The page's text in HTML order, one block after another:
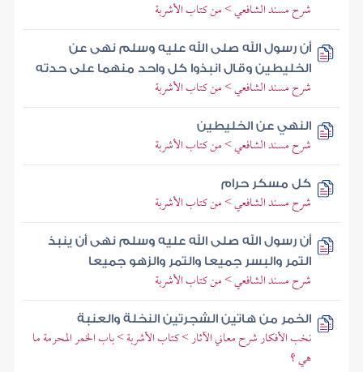
شرح مسند الشافعي > من كتاب الأشربة
أن رسول الله صلى الله عليه وسلم نهى عن
الخليطين وقال انبذوا كل واحد منهما على حدته
شرح مسند الشافعي > من كتاب الأشربة
النهي عن الخليطين
شرح مسند الشافعي > من كتاب الأشربة
كل مسكر حرام
شرح مسند الشافعي > من كتاب الأشربة
أن رسول الله صلى الله عليه وسلم نهى أن ينبذ
التمر والبسر جميعا والتمر والزهو جميعا
شرح مسند الشافعي > من كتاب الأشربة
الخمر من هاتين الشجرتين النخلة والعنبة
نخب الأفكار شرح معاني الآثار > كتاب الأشربة > باب الخمر المحرمة ما
هي ؟